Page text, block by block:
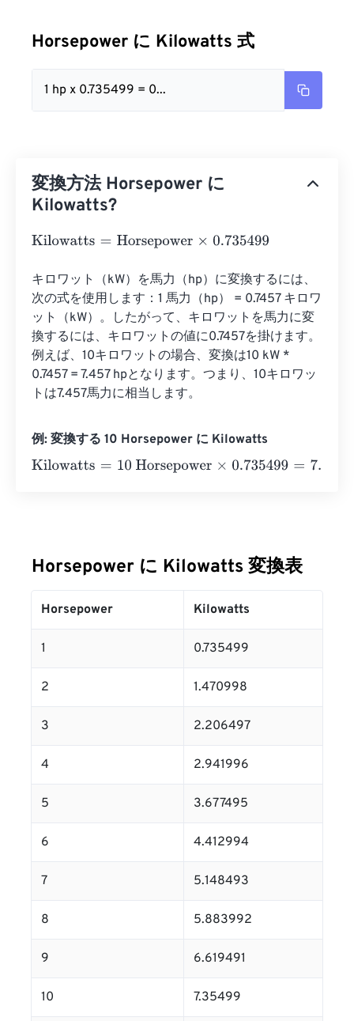
Horsepower に Kilowatts 式
1 hp x 0.735499 = 0...
変換方法 Horsepower に
Kilowatts?
Kilowatts=Horsepower×0.735499
キロワット（kW）を馬力（hp）に変換するには、
次の式を使用します：1 馬力（hp） = 0.7457 キロワ
ット（kW）。したがって、キロワットを馬力に変
換するには、キロワットの値に0.7457を掛けます。
例えば、10キロワットの場合、変換は10 kW *
0.7457 = 7.457 hpとなります。つまり、10キロワッ
トは7.457馬力に相当します。
例: 変換する 10 Horsepower に Kilowatts
Kilowatts=10 Horsepower×0.735499=7.35499 Kilowatts
Horsepower に Kilowatts 変換表
Horsepower Kilowatts
1 0.735499
2 1.470998
3 2.206497
4 2.941996
5 3.677495
6 4.412994
7 5.148493
8 5.883992
9 6.619491
10 7.35499